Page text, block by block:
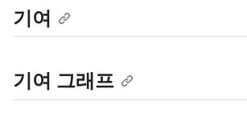
기여
기여 그래프